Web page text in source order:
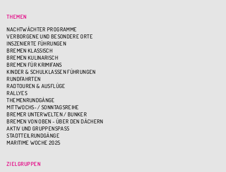
THEMEN
NACHTWÄCHTER PROGRAMME
VERBORGENE UND BESONDERE ORTE
INSZENIERTE FÜHRUNGEN
BREMEN KLASSISCH
BREMEN KULINARISCH
BREMEN FÜR KRIMIFANS
KINDER & SCHULKLASSEN FÜHRUNGEN
RUNDFAHRTEN
RADTOUREN & AUSFLÜGE
RALLYES
THEMENRUNDGÄNGE
MITTWOCHS- / SONNTAGSREIHE
BREMER UNTERWELTEN / BUNKER
BREMEN VON OBEN - ÜBER DEN DÄCHERN
AKTIV UND GRUPPENSPASS
STADTTEILRUNDGÄNGE
MARITIME WOCHE 2025
ZIELGRUPPEN